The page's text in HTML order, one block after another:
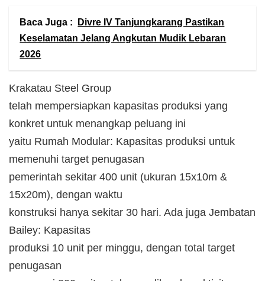
Baca Juga :
Divre IV Tanjungkarang Pastikan
Keselamatan Jelang Angkutan Mudik Lebaran
2026
Krakatau Steel Group
telah mempersiapkan kapasitas produksi yang
konkret untuk menangkap peluang ini
yaitu Rumah Modular: Kapasitas produksi untuk
memenuhi target penugasan
pemerintah sekitar 400 unit (ukuran 15x10m &
15x20m), dengan waktu
konstruksi hanya sekitar 30 hari. Ada juga Jembatan
Bailey: Kapasitas
produksi 10 unit per minggu, dengan total target
penugasan